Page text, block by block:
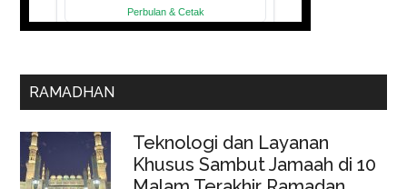
RAMADHAN
Teknologi dan Layanan
Khusus Sambut Jamaah di 10